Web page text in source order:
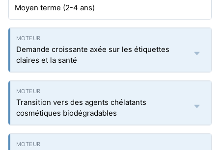
Moyen terme (2-4 ans)
Demande croissante axée sur les étiquettes
claires et la santé
Transition vers des agents chélatants
cosmétiques biodégradables